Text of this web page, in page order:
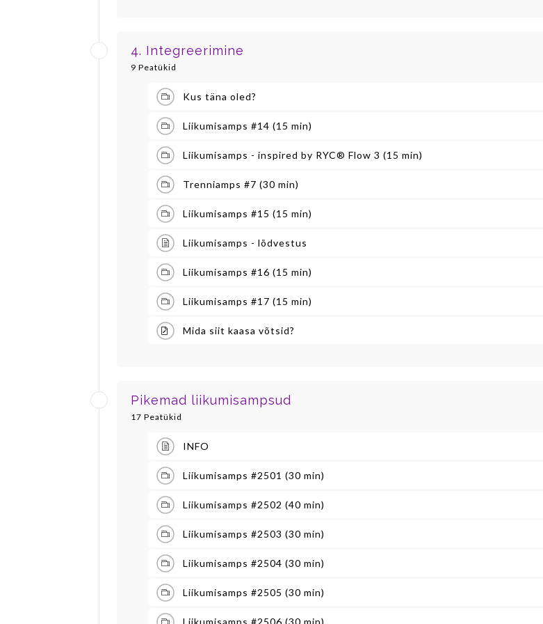
4. Integreerimine
9 Peatükid
Kus täna oled?
Liikumisamps #14 (15 min)
Liikumisamps - inspired by RYC® Flow 3 (15 min)
Trenniamps #7 (30 min)
Liikumisamps #15 (15 min)
Liikumisamps - lõdvestus
Liikumisamps #16 (15 min)
Liikumisamps #17 (15 min)
Mida siit kaasa võtsid?
Pikemad liikumisampsud
17 Peatükid
INFO
Liikumisamps #2501 (30 min)
Liikumisamps #2502 (40 min)
Liikumisamps #2503 (30 min)
Liikumisamps #2504 (30 min)
Liikumisamps #2505 (30 min)
Liikumisamps #2506 (30 min)